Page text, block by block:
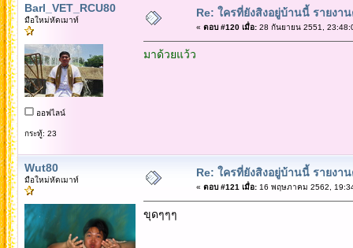
Barl_VET_RCU80
มือใหม่หัดเมาท์
ออฟไลน์
กระทู้: 23
Re: ใครที่ยังสิงอยู่บ้านนี้ รายงา
« ตอบ #120 เมื่อ:28 กันยายน 2551,
มาด้วยแว้ว
Wut80
มือใหม่หัดเมาท์
Re: ใครที่ยังสิงอยู่บ้านนี้ รายงา
« ตอบ #121 เมื่อ:16 พฤษภาคม 2562,
ขุดๆๆๆ